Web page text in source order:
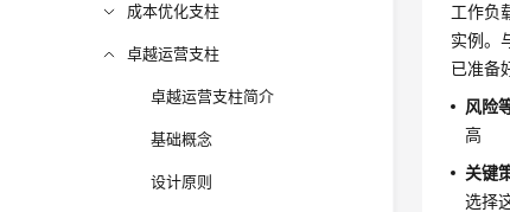
成本优化支柱
卓越运营支柱
卓越运营支柱简介
基础概念
设计原则
工作负
实例。
已准备
风险
高
关键
选择